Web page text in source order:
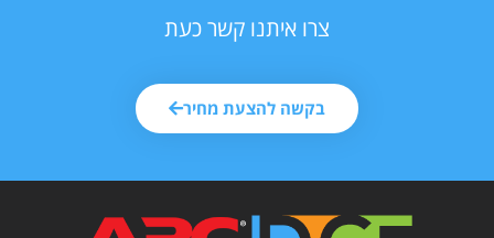
צרו איתנו קשר כעת
בקשה להצעת מחיר